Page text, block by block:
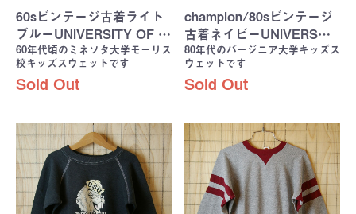
60sビンテージ古着ライト
ブルーUNIVERSITY OF …
60年代頃のミネソタ大学モーリス
校キッズスウェットです
Sold Out
champion/80sビンテージ
古着ネイビーUNIVERS…
80年代のバージニア大学キッズス
ウェットです
Sold Out